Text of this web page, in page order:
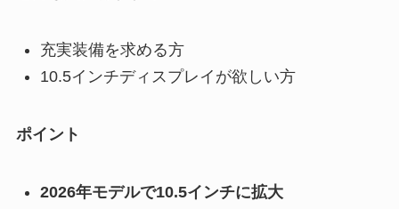
充実装備を求める方
10.5インチディスプレイが欲しい方
ポイント
2026年モデルで10.5インチに拡大